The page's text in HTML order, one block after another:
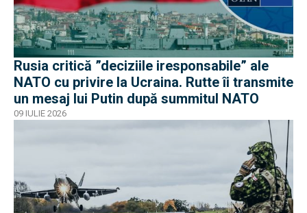
Rusia critică ”deciziile iresponsabile” ale
NATO cu privire la Ucraina. Rutte îi transmite
un mesaj lui Putin după summitul NATO
09 IULIE 2026